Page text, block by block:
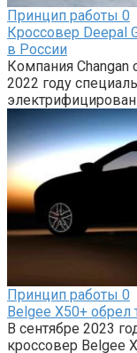
Принцип работы 0
Кроссовер Deepal
в России
Компания Changan
2022 году
Принцип работы 0
Belgee X50+
В сентябре 2023
кроссовер Belgee